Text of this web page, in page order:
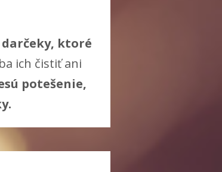
ktoré
ich čistiť ani
potešenie,